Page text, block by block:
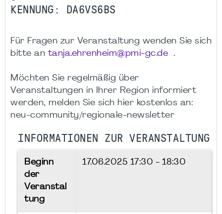
KENNUNG: DA6VS6BS
Für Fragen zur Veranstaltung wenden Sie sich
bitte an tanja.ehrenheim@pmi-gc.de .
Möchten Sie regelmäßig über
Veranstaltungen in Ihrer Region informiert
werden, melden Sie sich hier kostenlos an:
neu-community/regionale-newsletter
INFORMATIONEN ZUR VERANSTALTUNG
Beginn
der
Veranstal
tung
17.06.2025 17:30 - 18:30